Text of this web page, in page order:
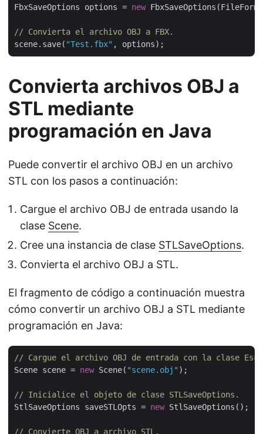
FbxSaveOptions options = new
// Convierta el archivo OBJ a FBX.
scene.save( "Test.fbx"
Convierta archivos OBJ a
STL mediante
programación en Java
Puede convertir el archivo OBJ en un archivo
STL con los pasos a continuación:
Cargue el archivo OBJ de entrada usando la
clase Scene.
Cree una instancia de clase STLSaveOptions.
Convierta el archivo OBJ a STL.
El fragmento de código a continuación muestra
cómo convertir un archivo OBJ a STL mediante
programación en Java:
// Cargue el archivo OBJ de entrada con la clase
Scene scene = new Scene( "scene.obj" );
// Inicialice el objeto de clase STLSaveOptions.
StlSaveOptions saveSTLOpts = new StlSaveOptions();
// Convierte OBJ a archivo STL.